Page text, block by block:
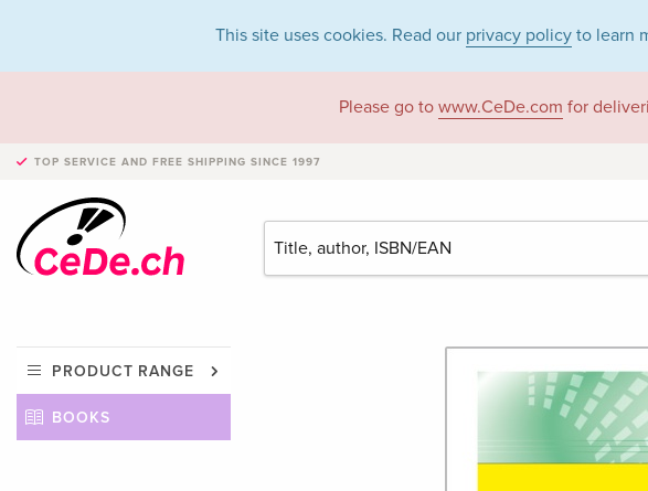
This site uses cookies. Read our privacy policy to learn
Please go to www.CeDe.com for
TOP SERVICE AND FREE SHIPPING SINCE 1997
PRODUCT RANGE
BOOKS